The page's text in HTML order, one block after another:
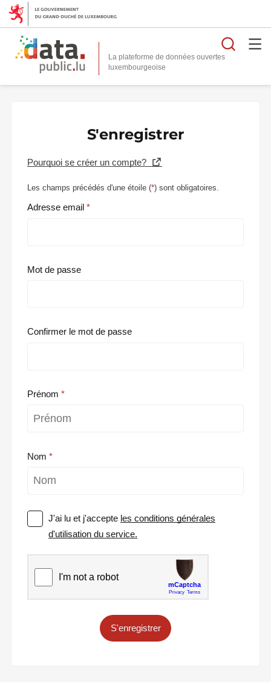
La plateforme de données ouvertes
S'enregistrer
Pourquoi se créer un compte?
Les champs précédés d'une étoile (*) sont obligatoires.
Adresse email
Mot de passe
Confirmer le mot de passe
Prénom
Nom
J'ai lu et j'accepte les conditions générales
d'utilisation du service.
S'enregistrer